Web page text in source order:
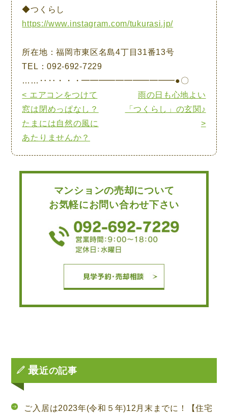
◆つくらし
https://www.instagram.com/tukurasi.jp/
所在地：福岡市東区名島4丁目31番13号
TEL：092-692-7229
……‥‥・・・━━━━━━━━━━━●〇
< エアコンをつけて
窓は閉めっぱなし？
たまには自然の風に
あたりませんか？
雨の日も心地よい
「つくらし」の玄関♪
>
マンションの売却について
お気軽にお問い合わせ下さい
最近の記事
ご入居は2023年(令和５年)12月末までに！【住宅